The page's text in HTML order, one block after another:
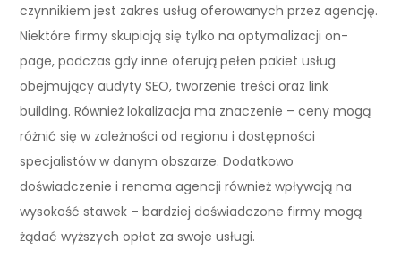
czynnikiem jest zakres usług oferowanych przez agencję.
Niektóre firmy skupiają się tylko na optymalizacji on-
page, podczas gdy inne oferują pełen pakiet usług
obejmujący audyty SEO, tworzenie treści oraz link
building. Również lokalizacja ma znaczenie – ceny mogą
różnić się w zależności od regionu i dostępności
specjalistów w danym obszarze. Dodatkowo
doświadczenie i renoma agencji również wpływają na
wysokość stawek – bardziej doświadczone firmy mogą
żądać wyższych opłat za swoje usługi.